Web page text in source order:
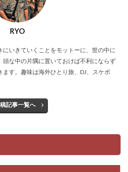
RYO
いきていくことをモットーに、世の中に
頭な中の片隅に置いておけば不利にならず
す。趣味は海外ひとり旅、DJ、スケボ
記事一覧へ